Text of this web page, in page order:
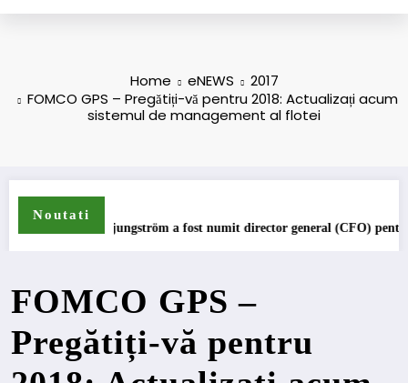
Home eNEWS
2017
FOMCO GPS – Pregătiți-vă pentru 2018: Actualizați acum
sistemul de management al flotei
Noutati
a fost numit director general (CFO) pentru cellcentricIVECO Strator
FOMCO GPS –
Pregătiți-vă pentru